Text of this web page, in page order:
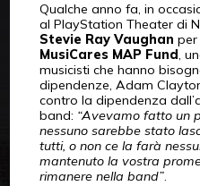
Qualche anno fa, in
al PlayStation Theater di
Stevie Ray Vaughan
MusiCares MAP Fund,
musicisti che hanno
dipendenze, Adam
contro la dipendenza
band: “Avevamo fatto un
nessuno sarebbe stato
tutti, o non ce la farà
mantenuto la vostra
rimanere nella band”.